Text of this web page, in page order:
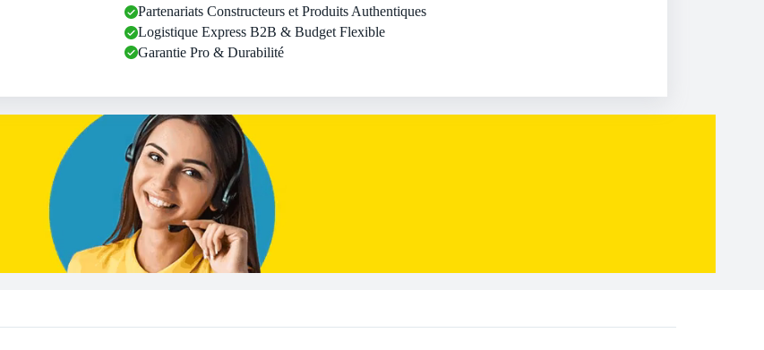
Partenariats Constructeurs et Produits Authentiques
Logistique Express B2B & Budget Flexible
Garantie Pro & Durabilité